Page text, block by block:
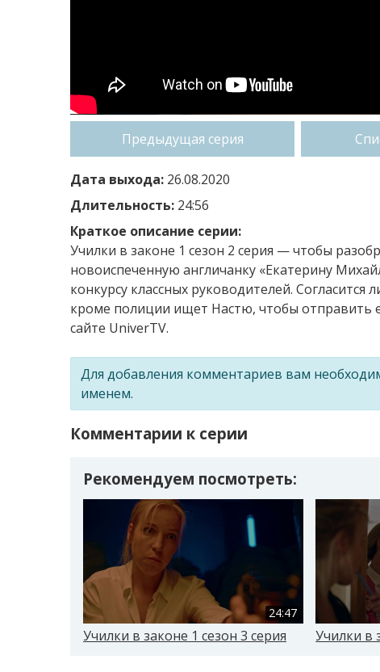
Предыдущая серия
Дата выхода: 26.08.2020
Длительность: 24:56
Краткое описание серии:
Училки в законе 1 сезон 2 серия — чтобы
новоиспеченную англичанку «Екатерину
конкурсу классных руководителей.
кроме полиции ищет Настю, чтобы отправить
сайте UniverTV.
Для добавления комментариев вам
именем.
Комментарии к серии
Рекомендуем посмотреть:
24:47
Училки в законе 1 сезон 3 серия Училки в